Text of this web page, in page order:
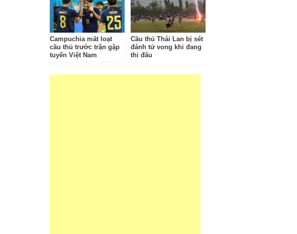
Campuchia mất loạt
cầu thủ trước trận gặp
tuyển Việt Nam
Cầu thủ Thái Lan bị sét
đánh tử vong khi đang
thi đấu